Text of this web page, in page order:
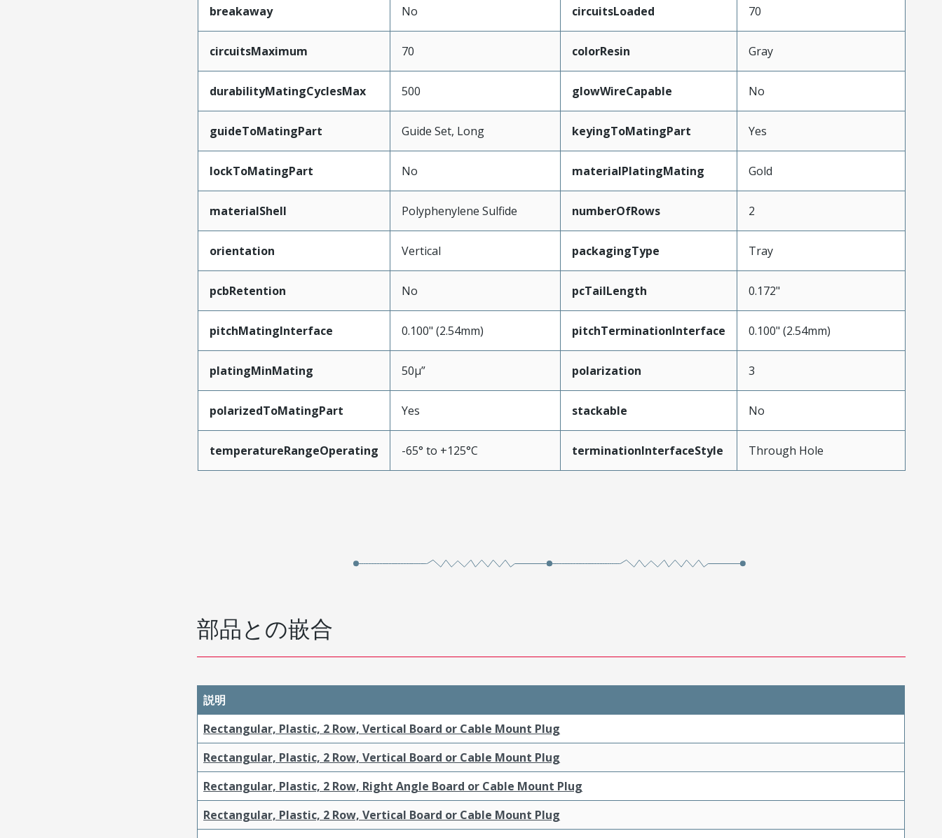
breakaway No circuitsLoaded 70
circuitsMaximum 70 colorResin Gray
durabilityMatingCyclesMax 500 glowWireCapable No
guideToMatingPart Guide Set, Long keyingToMatingPart Yes
lockToMatingPart No materialPlatingMating Gold
materialShell Polyphenylene Sulfide numberOfRows 2
orientation Vertical packagingType Tray
pcbRetention No pcTailLength 0.172"
pitchMatingInterface 0.100" (2.54mm) pitchTerminationInterface 0.100" (2.54mm)
platingMinMating 50µ” polarization 3
polarizedToMatingPart Yes stackable No
temperatureRangeOperating -65° to +125°C terminationInterfaceStyle Through Hole
部品との嵌合
説明
Rectangular, Plastic, 2 Row, Vertical Board or Cable Mount Plug
Rectangular, Plastic, 2 Row, Vertical Board or Cable Mount Plug
Rectangular, Plastic, 2 Row, Right Angle Board or Cable Mount Plug
Rectangular, Plastic, 2 Row, Vertical Board or Cable Mount Plug